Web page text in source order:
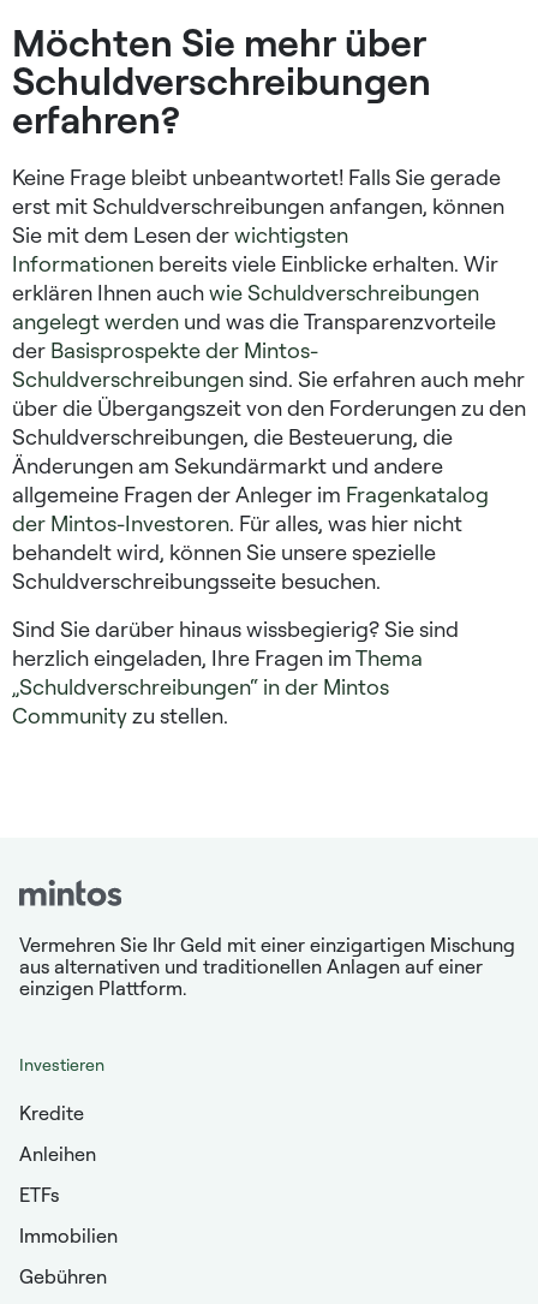
Möchten Sie mehr über
Schuldverschreibungen
erfahren?
Keine Frage bleibt unbeantwortet! Falls Sie gerade
erst mit Schuldverschreibungen anfangen, können
Sie mit dem Lesen derwichtigsten
Informationen bereits viele Einblicke erhalten. Wir
erklären Ihnen auchwie Schuldverschreibungen
angelegt werden und was die Transparenzvorteile
der Basisprospekte der Mintos-
Schuldverschreibungensind. Sie erfahren auch mehr
über die Übergangszeit von den Forderungen zu den
Schuldverschreibungen, die Besteuerung, die
Änderungen am Sekundärmarkt und andere
allgemeine Fragen der Anleger im Fragenkatalog
der Mintos-Investoren. Für alles, was hier nicht
behandelt wird, können Sie unsere spezielle
Schuldverschreibungsseite besuchen.
Sind Sie darüber hinaus wissbegierig? Sie sind
herzlich eingeladen, Ihre Fragen imThema
„Schuldverschreibungen“ in der Mintos
Communityzu stellen.
Vermehren Sie Ihr Geld mit einer einzigartigen Mischung
aus alternativen und traditionellen Anlagen auf einer
einzigen Plattform.
Investieren
Kredite
Anleihen
ETFs
Immobilien
Gebühren